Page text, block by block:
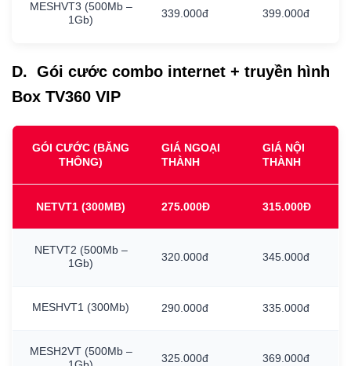
MESHVT3 (500Mb –
1Gb)
339.000đ 399.000đ
D. Gói cước combo internet + truyền hình
Box TV360 VIP
GÓI CƯỚC (BĂNG
THÔNG)
GIÁ NGOẠI
THÀNH
GIÁ NỘI
THÀNH
NETVT1 (300MB) 275.000Đ 315.000Đ
NETVT2 (500Mb –
1Gb)
320.000đ 345.000đ
MESHVT1 (300Mb) 290.000đ 335.000đ
MESH2VT (500Mb –
325.000đ 369.000đ